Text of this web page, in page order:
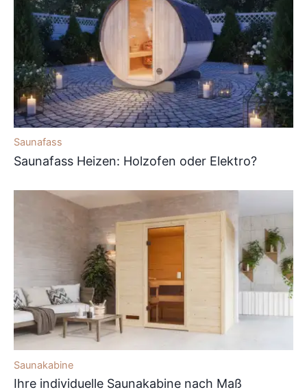
Saunafass
Saunafass Heizen: Holzofen oder Elektro?
Saunakabine
Ihre individuelle Saunakabine nach Maß